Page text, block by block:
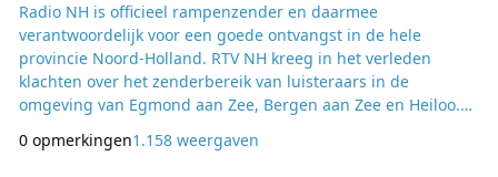
Radio NH is officieel rampenzender en daarmee
verantwoordelijk voor een goede ontvangst in de hele
provincie Noord-Holland. RTV NH kreeg in het verleden
klachten over het zenderbereik van luisteraars in de
omgeving van Egmond aan Zee, Bergen aan Zee en Heiloo.
september 2014 op de zendmast in Alkmaar een nieuwe FM
0 opmerkingen1.158 weergaven